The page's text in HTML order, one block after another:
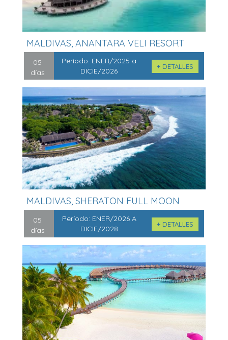
MALDIVAS, ANANTARA VELI RESORT
HOTEL,...
05
días
Período: ENER/2025 a
DICIE/2026
+ DETALLES
MALDIVAS, SHERATON FULL MOON
RESORT &...
05
días
Período: ENER/2026 A
DICIE/2028
+ DETALLES